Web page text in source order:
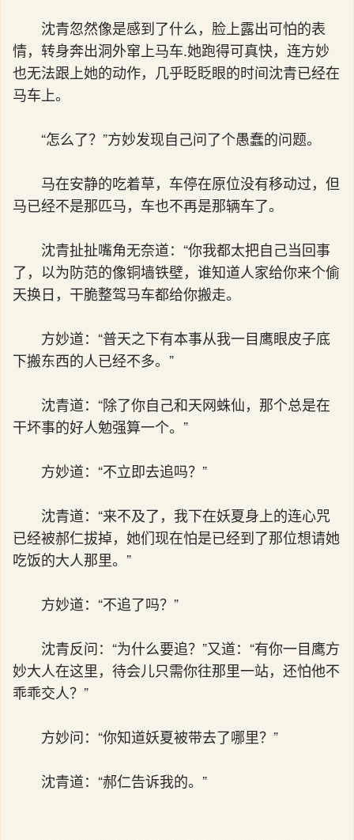
沈青忽然像是感到了什么，脸上露出可怕的表
情，转身奔出洞外窜上马车.她跑得可真快，连方妙
也无法跟上她的动作，几乎眨眨眼的时间沈青已经在
马车上。
“怎么了？”方妙发现自己问了个愚蠢的问题。
马在安静的吃着草，车停在原位没有移动过，但
马已经不是那匹马，车也不再是那辆车了。
沈青扯扯嘴角无奈道：“你我都太把自己当回事
了，以为防范的像铜墙铁壁，谁知道人家给你来个偷
天换日，干脆整驾马车都给你搬走。
方妙道：“普天之下有本事从我一目鹰眼皮子底
下搬东西的人已经不多。”
沈青道：“除了你自己和天网蛛仙，那个总是在
干坏事的好人勉强算一个。”
方妙道：“不立即去追吗？”
沈青道：“来不及了，我下在妖夏身上的连心咒
已经被郝仁拔掉，她们现在怕是已经到了那位想请她
吃饭的大人那里。”
方妙道：“不追了吗？”
沈青反问：“为什么要追？”又道：“有你一目鹰方
妙大人在这里，待会儿只需你往那里一站，还怕他不
乖乖交人？”
方妙问：“你知道妖夏被带去了哪里？”
沈青道：“郝仁告诉我的。”